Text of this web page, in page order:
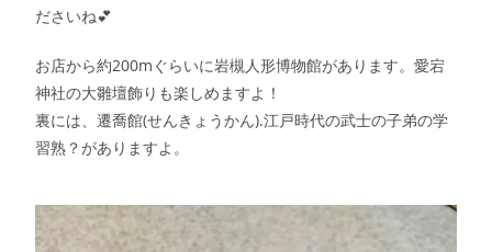
ださいね💕
お店から約200mぐらいに岩槻人形博物館があります。愛宕
神社の大雛壇飾りも楽しめますよ！
裏には、遷喬館(せんきょうかん).江戸時代の武士の子弟の学
習熟？がありますよ。